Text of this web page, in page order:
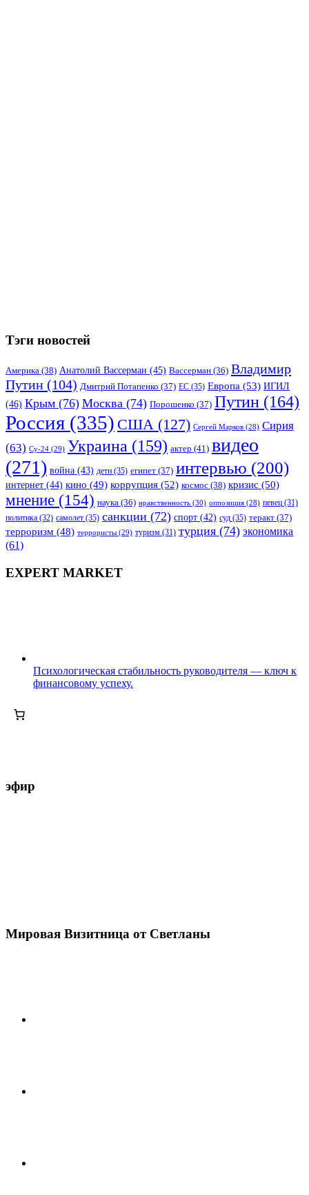
Тэги новостей
Америка (38) Анатолий Вассерман (45) Вассерман (36) Владимир
Путин (104) Дмитрий Потапенко (37) ЕС (35) Европа (53) ИГИЛ
(46) Крым (76) Москва (74) Порошенко (37) Путин (164)
Россия (335) США (127) Сергей Марков (28) Сирия
(63) Су-24 (29) Украина (159) актер (41) видео
(271) война (43) дети (35) египет (37) интервью (200)
интернет (44) кино (49) коррупция (52) космос (38) кризис (50)
мнение (154) наука (36) нравственность (30) оппозиция (28) певец (31)
политика (32) самолет (35) санкции (72) спорт (42) суд (35) теракт (37)
терроризм (48) террористы (29) туризм (31) турция (74) экономика
(61)
EXPERT MARKET
Психологическая стабильность руководителя — ключ к
финансовому успеху.
эфир
Мировая Визитница от Светланы